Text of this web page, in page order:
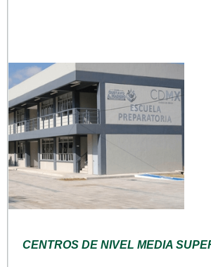
CENTROS DE NIVEL MEDIA